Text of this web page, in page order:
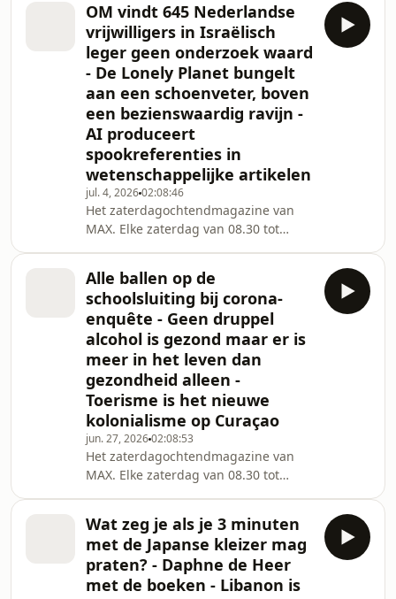
OM vindt 645 Nederlandse
vrijwilligers in Israëlisch
leger geen onderzoek waard
- De Lonely Planet bungelt
aan een schoenveter, boven
een bezienswaardig ravijn -
AI produceert
spookreferenties in
wetenschappelijke artikelen
jul. 4, 202602:08:46
Het zaterdagochtendmagazine van
MAX. Elke zaterdag van 08.30 tot
Alle ballen op de
schoolsluiting bij corona-
enquête - Geen druppel
alcohol is gezond maar er is
meer in het leven dan
gezondheid alleen -
Toerisme is het nieuwe
kolonialisme op Curaçao
jun. 27, 202602:08:53
Het zaterdagochtendmagazine van
MAX. Elke zaterdag van 08.30 tot
Wat zeg je als je 3 minuten
met de Japanse kleizer mag
praten? - Daphne de Heer
met de boeken - Libanon is